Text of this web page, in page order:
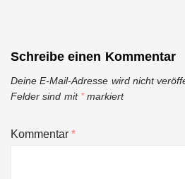
Schreibe einen Kommentar
Deine E-Mail-Adresse wird nicht
Felder sind mit *markiert
Kommentar*